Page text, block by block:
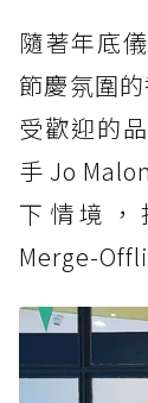
隨著年底
節慶氛圍
受歡迎的
手 Jo
下情境，
Merge-